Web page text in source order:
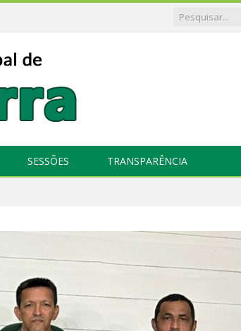
SESSÕES TRANSPARÊNCIA